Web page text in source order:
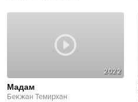
2022
Мадам
Бекжан Темирхан